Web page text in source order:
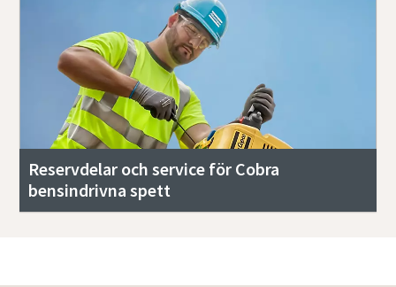
Reservdelar och service för Cobra
bensindrivna spett